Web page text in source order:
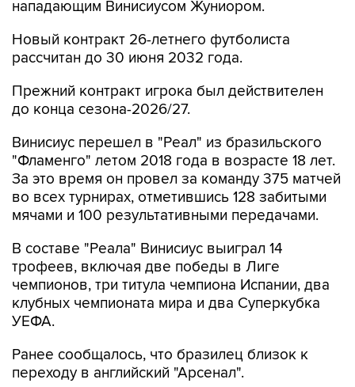
нападающим Винисиусом Жуниором.
Новый контракт 26-летнего футболиста
рассчитан до 30 июня 2032 года.
Прежний контракт игрока был действителен
до конца сезона-2026/27.
Винисиус перешел в "Реал" из бразильского
"Фламенго" летом 2018 года в возрасте 18 лет.
За это время он провел за команду 375 матчей
во всех турнирах, отметившись 128 забитыми
мячами и 100 результативными передачами.
В составе "Реала" Винисиус выиграл 14
трофеев, включая две победы в Лиге
чемпионов, три титула чемпиона Испании, два
клубных чемпионата мира и два Суперкубка
УЕФА.
Ранее сообщалось, что бразилец близок к
переходу в английский "Арсенал".